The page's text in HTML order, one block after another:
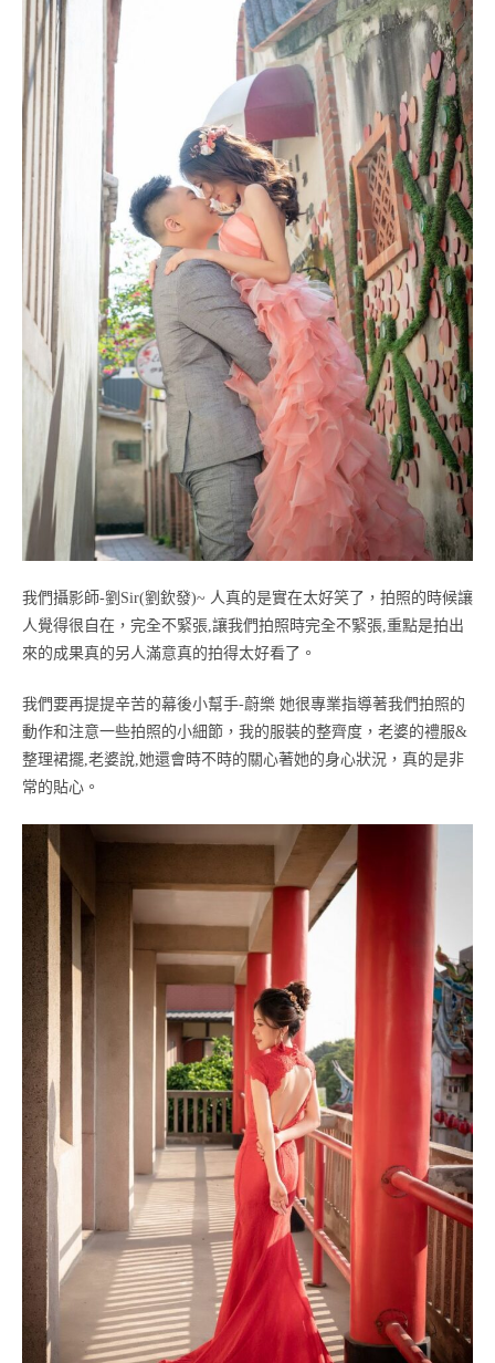
我們攝影師-劉Sir(劉欽發)~ 人真的是實在太好笑了，拍照的時候讓
人覺得很自在，完全不緊張,讓我們拍照時完全不緊張,重點是拍出
來的成果真的另人滿意真的拍得太好看了。
我們要再提提辛苦的幕後小幫手-蔚樂 她很專業指導著我們拍照的
動作和注意一些拍照的小細節，我的服裝的整齊度，老婆的禮服&
整理裙擺,老婆說,她還會時不時的關心著她的身心狀況，真的是非
常的貼心。